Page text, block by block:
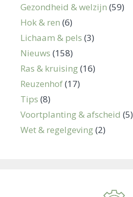
Gezondheid & welzijn (59)
Hok & ren (6)
Lichaam & pels (3)
Nieuws (158)
Ras & kruising(16)
Reuzenhof(17)
Tips (8)
Voortplanting & afscheid (5)
Wet & regelgeving(2)